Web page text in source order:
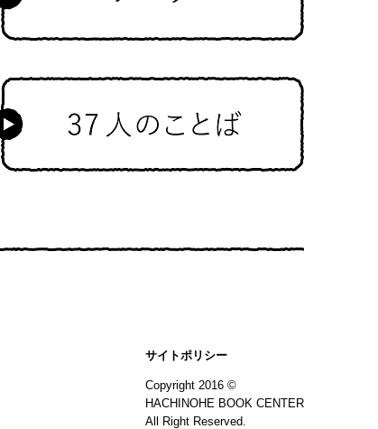
サイトポリシー
Copyright 2016 ©
HACHINOHE BOOK CENTER
All Right Reserved.